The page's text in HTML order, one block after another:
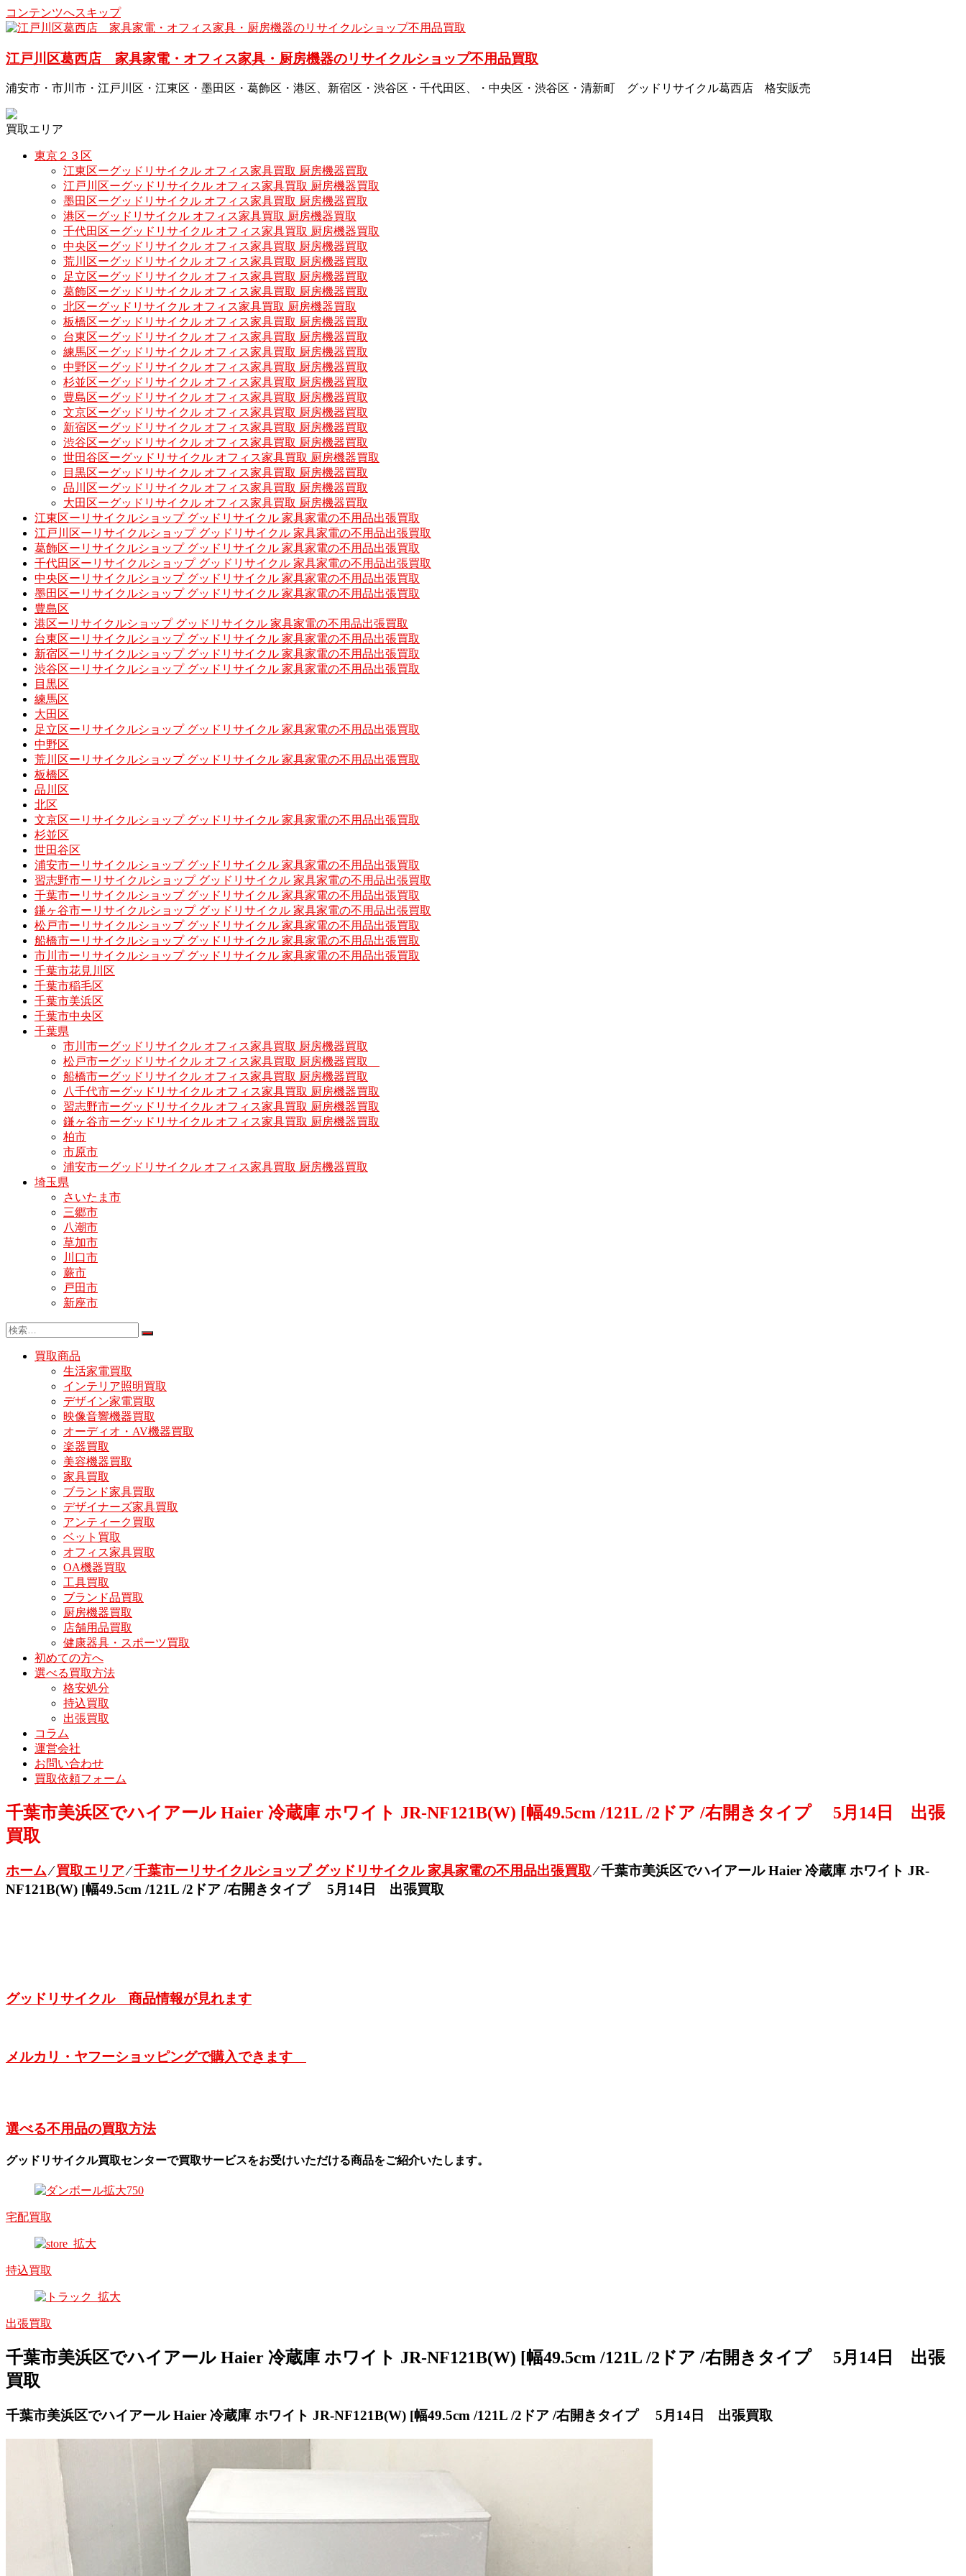
コンテンツへスキップ
江戸川区葛西店 家具家電・オフィス家具・厨房機器のリサイクルショップ不用品買取
浦安市・市川市・江戸川区・江東区・墨田区・葛飾区・港区、新宿区・渋谷区・千代田区、・中央区・渋谷区・清新町 グッドリサイクル葛西店 格安販売
買取エリア
東京２３区
江東区ーグッドリサイクル オフィス家具買取 厨房機器買取
江戸川区ーグッドリサイクル オフィス家具買取 厨房機器買取
墨田区ーグッドリサイクル オフィス家具買取 厨房機器買取
港区ーグッドリサイクル オフィス家具買取 厨房機器買取
千代田区ーグッドリサイクル オフィス家具買取 厨房機器買取
中央区ーグッドリサイクル オフィス家具買取 厨房機器買取
荒川区ーグッドリサイクル オフィス家具買取 厨房機器買取
足立区ーグッドリサイクル オフィス家具買取 厨房機器買取
葛飾区ーグッドリサイクル オフィス家具買取 厨房機器買取
北区ーグッドリサイクル オフィス家具買取 厨房機器買取
板橋区ーグッドリサイクル オフィス家具買取 厨房機器買取
台東区ーグッドリサイクル オフィス家具買取 厨房機器買取
練馬区ーグッドリサイクル オフィス家具買取 厨房機器買取
中野区ーグッドリサイクル オフィス家具買取 厨房機器買取
杉並区ーグッドリサイクル オフィス家具買取 厨房機器買取
豊島区ーグッドリサイクル オフィス家具買取 厨房機器買取
文京区ーグッドリサイクル オフィス家具買取 厨房機器買取
新宿区ーグッドリサイクル オフィス家具買取 厨房機器買取
渋谷区ーグッドリサイクル オフィス家具買取 厨房機器買取
世田谷区ーグッドリサイクル オフィス家具買取 厨房機器買取
目黒区ーグッドリサイクル オフィス家具買取 厨房機器買取
品川区ーグッドリサイクル オフィス家具買取 厨房機器買取
大田区ーグッドリサイクル オフィス家具買取 厨房機器買取
江東区ーリサイクルショップ グッドリサイクル 家具家電の不用品出張買取
江戸川区ーリサイクルショップ グッドリサイクル 家具家電の不用品出張買取
葛飾区ーリサイクルショップ グッドリサイクル 家具家電の不用品出張買取
千代田区ーリサイクルショップ グッドリサイクル 家具家電の不用品出張買取
中央区ーリサイクルショップ グッドリサイクル 家具家電の不用品出張買取
墨田区ーリサイクルショップ グッドリサイクル 家具家電の不用品出張買取
豊島区
港区ーリサイクルショップ グッドリサイクル 家具家電の不用品出張買取
台東区ーリサイクルショップ グッドリサイクル 家具家電の不用品出張買取
新宿区ーリサイクルショップ グッドリサイクル 家具家電の不用品出張買取
渋谷区ーリサイクルショップ グッドリサイクル 家具家電の不用品出張買取
目黒区
練馬区
大田区
足立区ーリサイクルショップ グッドリサイクル 家具家電の不用品出張買取
中野区
荒川区ーリサイクルショップ グッドリサイクル 家具家電の不用品出張買取
板橋区
品川区
北区
文京区ーリサイクルショップ グッドリサイクル 家具家電の不用品出張買取
杉並区
世田谷区
浦安市ーリサイクルショップ グッドリサイクル 家具家電の不用品出張買取
習志野市ーリサイクルショップ グッドリサイクル 家具家電の不用品出張買取
千葉市ーリサイクルショップ グッドリサイクル 家具家電の不用品出張買取
鎌ヶ谷市ーリサイクルショップ グッドリサイクル 家具家電の不用品出張買取
松戸市ーリサイクルショップ グッドリサイクル 家具家電の不用品出張買取
船橋市ーリサイクルショップ グッドリサイクル 家具家電の不用品出張買取
市川市ーリサイクルショップ グッドリサイクル 家具家電の不用品出張買取
千葉市花見川区
千葉市稲毛区
千葉市美浜区
千葉市中央区
千葉県
市川市ーグッドリサイクル オフィス家具買取 厨房機器買取
松戸市ーグッドリサイクル オフィス家具買取 厨房機器買取
船橋市ーグッドリサイクル オフィス家具買取 厨房機器買取
八千代市ーグッドリサイクル オフィス家具買取 厨房機器買取
習志野市ーグッドリサイクル オフィス家具買取 厨房機器買取
鎌ヶ谷市ーグッドリサイクル オフィス家具買取 厨房機器買取
柏市
市原市
浦安市ーグッドリサイクル オフィス家具買取 厨房機器買取
埼玉県
さいたま市
三郷市
八潮市
草加市
川口市
蕨市
戸田市
新座市
買取商品
生活家電買取
インテリア照明買取
デザイン家電買取
映像音響機器買取
オーディオ・AV機器買取
楽器買取
美容機器買取
家具買取
ブランド家具買取
デザイナーズ家具買取
アンティーク買取
ベット買取
オフィス家具買取
OA機器買取
工具買取
ブランド品買取
厨房機器買取
店舗用品買取
健康器具・スポーツ買取
初めての方へ
選べる買取方法
格安処分
持込買取
出張買取
コラム
運営会社
お問い合わせ
買取依頼フォーム
千葉市美浜区でハイアール Haier 冷蔵庫 ホワイト JR-NF121B(W) [幅49.5cm /121L /2ドア /右開きタイプ 5月14日 出張
買取
ホーム⁄買取エリア⁄千葉市ーリサイクルショップ グッドリサイクル 家具家電の不用品出張買取⁄千葉市美浜区でハイアール Haier 冷蔵庫 ホワイト JR-
NF121B(W) [幅49.5cm /121L /2ドア /右開きタイプ 5月14日 出張買取
グッドリサイクル 商品情報が見れます
メルカリ・ヤフーショッピングで購入できます
選べる不用品の買取方法
グッドリサイクル買取センターで買取サービスをお受けいただける商品をご紹介いたします。
宅配買取
持込買取
出張買取
千葉市美浜区でハイアール Haier 冷蔵庫 ホワイト JR-NF121B(W) [幅49.5cm /121L /2ドア /右開きタイプ 5月14日 出張
買取
千葉市美浜区でハイアール Haier 冷蔵庫 ホワイト JR-NF121B(W) [幅49.5cm /121L /2ドア /右開きタイプ 5月14日 出張買取